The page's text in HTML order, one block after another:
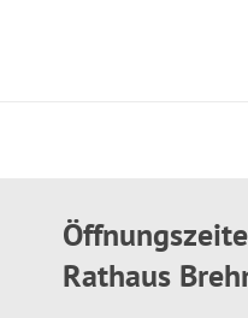
Rathaus